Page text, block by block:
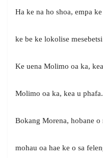
Ha ke na ho shoa, empa
ke be ke lokolise
Ke uena Molimo oa ka,
Molimo oa ka, kea u phafa.
Bokang Morena, hobane o
mohau oa hae ke o sa